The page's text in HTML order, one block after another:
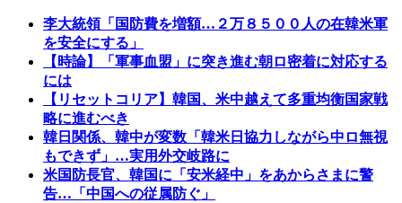
李大統領「国防費を増額…２万８５００人の在韓米軍
を安全にする」
【時論】「軍事血盟」に突き進む朝ロ密着に対応する
には
【リセットコリア】韓国、米中越えて多重均衡国家戦
略に進むべき
韓日関係、韓中が変数「韓米日協力しながら中ロ無視
もできず」…実用外交岐路に
米国防長官、韓国に「安米経中」をあからさまに警
告…「中国への従属防ぐ」